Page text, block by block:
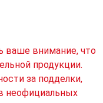
ваше внимание, что
продукции.
за подделки,
неофициальных